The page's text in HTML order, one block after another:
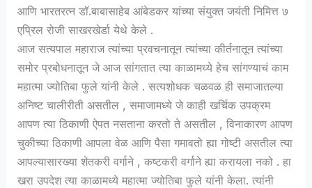
आणि भारतरत्न डॉ.बाबासाहेब आंबेडकर यांच्या संयुक्त जयंती निमित्त ७
एप्रिल रोजी साखरखेर्डा येथे केले .
आज सत्यपाल महाराज त्यांच्या प्रवचनातून त्यांच्या कीर्तनातून त्यांच्या
समोर प्रबोधनातून जे आज सांगतात त्या काळामध्ये हेच सांगण्याचं काम
महात्मा ज्योतिबा फुले यांनी केले . सत्यशोधक चळवळ ही समाजातल्या
अनिष्ट चालीरीती असतील , समाजामध्ये जे काही खर्चिक उपक्रम
आपण त्या ठिकाणी ऐपत नसताना करतो ते असतील , विनाकारण आपण
चुकीच्या ठिकाणी आपला वेळ आणि पैसा गमावतो ह्या गोष्टी असतील त्या
आपल्यासारख्या शेतकरी वर्गाने , कष्टकरी वर्गाने ह्या करायला नको . हा
खरा उपदेश त्या काळामध्ये महात्मा ज्योतिबा फुले यांनी केला. त्यांनी